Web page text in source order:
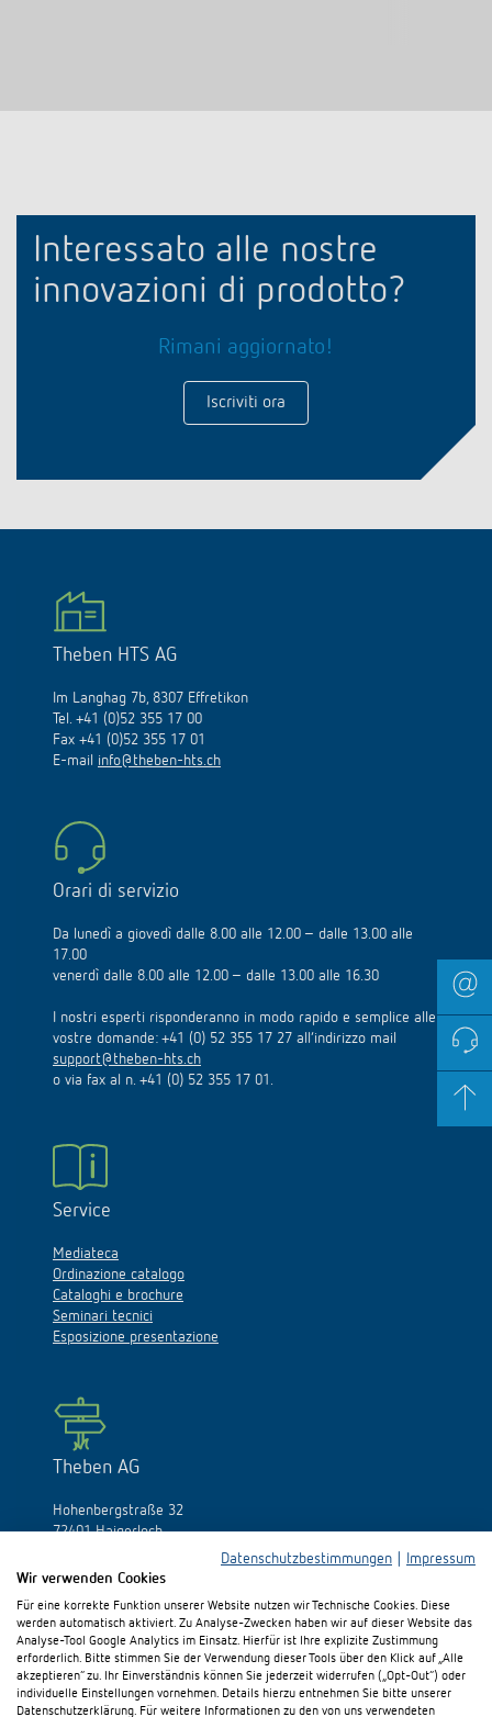
Interessato alle nostre
innovazioni di prodotto?
Rimani aggiornato!
Iscriviti ora
Theben HTS AG
Im Langhag 7b, 8307 Effretikon
Tel. +41 (0)52 355 17 00
Fax +41 (0)52 355 17 01
E-mail info@theben-hts.ch
Orari di servizio
Da lunedì a giovedì dalle 8.00 alle 12.00 – dalle 13.00 alle
17.00
venerdì dalle 8.00 alle 12.00 – dalle 13.00 alle 16.30
I nostri esperti risponderanno in modo rapido e semplice alle
vostre domande: +41 (0) 52 355 17 27 all’indirizzo mail
support@theben-hts.ch
o via fax al n. +41 (0) 52 355 17 01.
Service
Mediateca
Ordinazione catalogo
Cataloghi e brochure
Seminari tecnici
Esposizione presentazione
Theben AG
Hohenbergstraße 32
72401 Haigerloch
Fax: +49 (0)74 74/692-150
E-Mail:info@theben.de
Datenschutzbestimmungen
Impressum
Wir verwenden Cookies
Für eine korrekte Funktion unserer Website nutzen wir Technische Cookies. Diese
werden automatisch aktiviert. Zu Analyse-Zwecken haben wir auf dieser Website das
Analyse-Tool Google Analytics im Einsatz. Hierfür ist Ihre explizite Zustimmung
erforderlich. Bitte stimmen Sie der Verwendung dieser Tools über den Klick auf „Alle
akzeptieren“ zu. Ihr Einverständnis können Sie jederzeit widerrufen („Opt-Out“) oder
individuelle Einstellungen vornehmen. Details hierzu entnehmen Sie bitte unserer
Datenschutzerklärung. Für weitere Informationen zu den von uns verwendeten